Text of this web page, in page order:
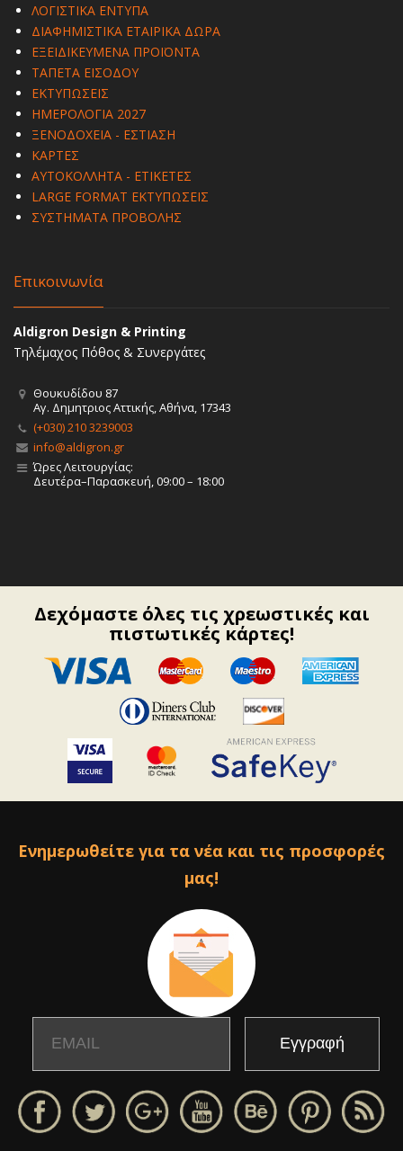
ΛΟΓΙΣΤΙΚΑ ΕΝΤΥΠΑ
ΔΙΑΦΗΜΙΣΤΙΚΑ ΕΤΑΙΡΙΚΑ ΔΩΡΑ
ΕΞΕΙΔΙΚΕΥΜΕΝΑ ΠΡΟΪΟΝΤΑ
ΤΑΠΕΤΑ ΕΙΣΟΔΟΥ
ΕΚΤΥΠΩΣΕΙΣ
ΗΜΕΡΟΛΟΓΙΑ 2027
ΞΕΝΟΔΟΧΕΙΑ - ΕΣΤΙΑΣΗ
ΚΑΡΤΕΣ
ΑΥΤΟΚΟΛΛΗΤΑ - ΕΤΙΚΕΤΕΣ
LARGE FORMAT ΕΚΤΥΠΩΣΕΙΣ
ΣΥΣΤΗΜΑΤΑ ΠΡΟΒΟΛΗΣ
Επικοινωνία
Aldigron Design & Printing
Τηλέμαχος Πόθος & Συνεργάτες
Θουκυδίδου 87
Αγ. Δημητριος Αττικής, Αθήνα, 17343
(+030) 210 3239003
info@aldigron.gr
Ώρες Λειτουργίας:
Δευτέρα–Παρασκευή, 09:00 – 18:00
Δεχόμαστε όλες τις χρεωστικές και
πιστωτικές κάρτες!
Ενημερωθείτε για τα νέα και τις προσφορές
μας!